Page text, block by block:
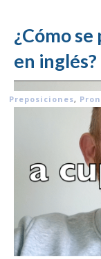
¿Cómo
en
Preposiciones,